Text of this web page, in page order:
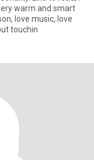
warm and smart
love music, love
touchin